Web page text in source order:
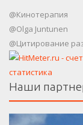
@Кинотерапия
@Olga Juntunen
@Цитирование
Наши